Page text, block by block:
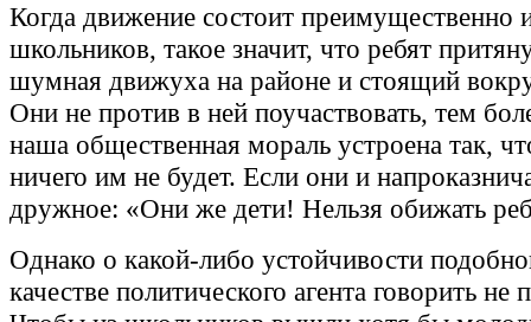
Когда движение состоит преимущественно
школьников, такое значит, что ребят
шумная движуха на районе и стоящий
Они не против в ней поучаствовать, тем
наша общественная мораль устроена так,
ничего им не будет. Если они и
дружное: «Они же дети! Нельзя обижать
Однако о какой-либо устойчивости
качестве политического агента говорить не